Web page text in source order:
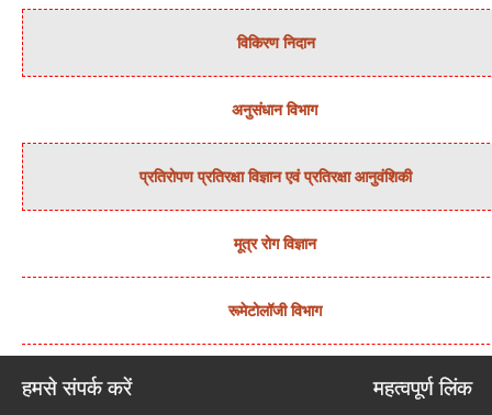
विकिरण निदान
अनुसंधान विभाग
प्रतिरोपण प्रतिरक्षा विज्ञान एवं प्रतिरक्षा आनुवंशिकी
मूत्र रोग विज्ञान
रूमेटोलॉजी विभाग
हमसे संपर्क करें महत्वपूर्ण लिंक